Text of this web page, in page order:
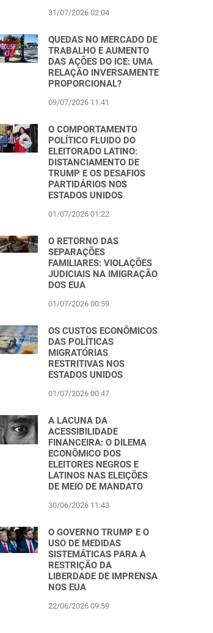
31/07/2026 02:04
QUEDAS NO MERCADO DE
TRABALHO E AUMENTO
DAS AÇÕES DO ICE: UMA
RELAÇÃO INVERSAMENTE
PROPORCIONAL?
09/07/2026 11:41
O COMPORTAMENTO
POLÍTICO FLUIDO DO
ELEITORADO LATINO:
DISTANCIAMENTO DE
TRUMP E OS DESAFIOS
PARTIDÁRIOS NOS
ESTADOS UNIDOS
01/07/2026 01:22
O RETORNO DAS
SEPARAÇÕES
FAMILIARES: VIOLAÇÕES
JUDICIAIS NA IMIGRAÇÃO
DOS EUA
01/07/2026 00:59
OS CUSTOS ECONÔMICOS
DAS POLÍTICAS
MIGRATÓRIAS
RESTRITIVAS NOS
ESTADOS UNIDOS
01/07/2026 00:47
A LACUNA DA
ACESSIBILIDADE
FINANCEIRA: O DILEMA
ECONÔMICO DOS
ELEITORES NEGROS E
LATINOS NAS ELEIÇÕES
DE MEIO DE MANDATO
30/06/2026 11:43
O GOVERNO TRUMP E O
USO DE MEDIDAS
SISTEMÁTICAS PARA A
RESTRIÇÃO DA
LIBERDADE DE IMPRENSA
NOS EUA
22/06/2026 09:59